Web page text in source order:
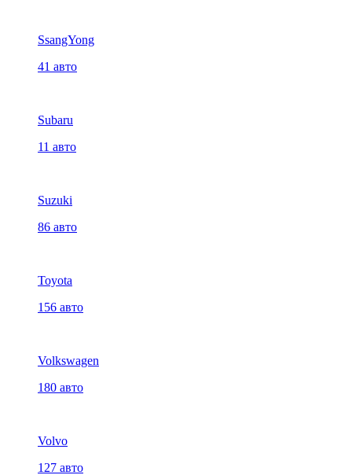
SsangYong
41 авто
Subaru
11 авто
Suzuki
86 авто
Toyota
156 авто
Volkswagen
180 авто
Volvo
127 авто